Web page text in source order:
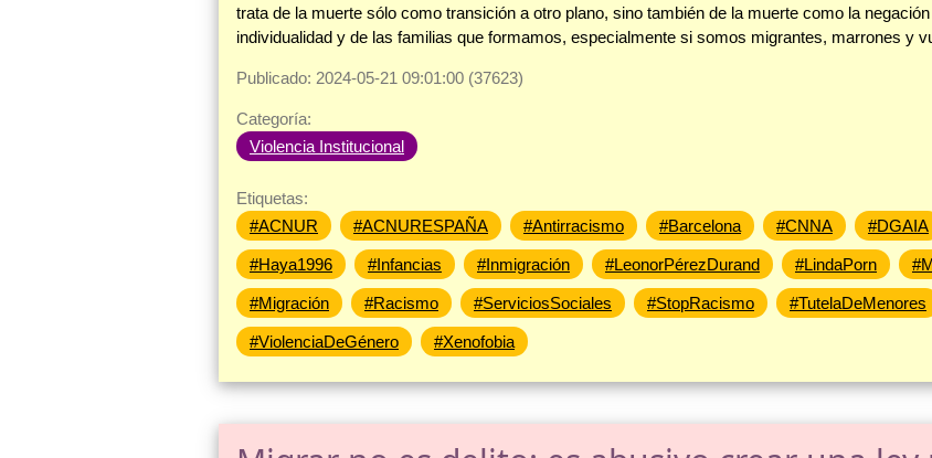
trata de la muerte sólo como transición a otro plano, sino también de la muerte como la
individualidad y de las familias que formamos, especialmente si somos migrantes, marrones y
Publicado: 2024-05-21 09:01:00 (37623)
Categoría:
Violencia Institucional
Etiquetas:
#ACNUR
#ACNURESPAÑA #Antirracismo #Barcelona #CNNA #DGAIA
#Haya1996 #Infancias #Inmigración #LeonorPérezDurand #LindaPorn
#Migración #Racismo #ServiciosSociales #StopRacismo #TutelaDeMenores
#ViolenciaDeGénero #Xenofobia